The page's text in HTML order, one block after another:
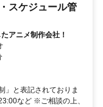
スケジュール管
アニメ制作会社！
」と表記されておりま
など ※ご相談の上、